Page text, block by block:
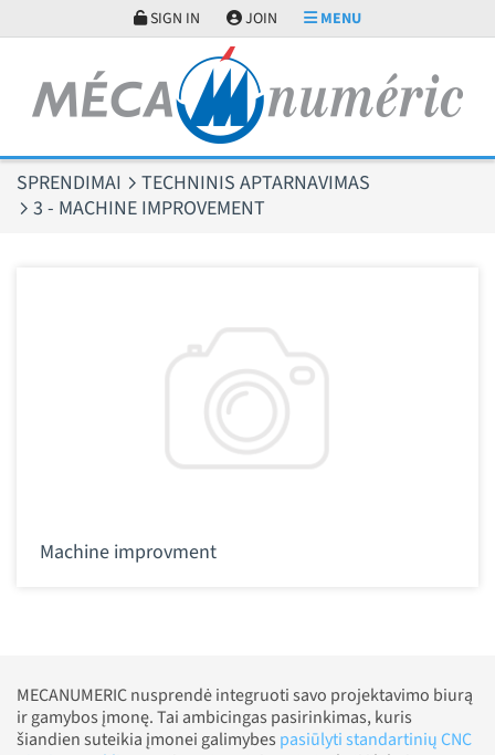
SIGN IN JOIN MENU
SPRENDIMAI
TECHNINIS APTARNAVIMAS
3 - MACHINE IMPROVEMENT
Machine improvment
MECANUMERIC nusprendė integruoti savo projektavimo biurą
ir gamybos įmonę. Tai ambicingas pasirinkimas, kuris
šiandien suteikia įmonei galimybes pasiūlyti standartinių CNC
Slapukų valdymo skydelis